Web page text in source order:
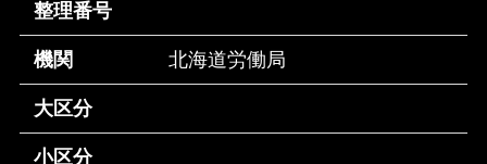
整理番号
機関 北海道労働局
大区分
小区分